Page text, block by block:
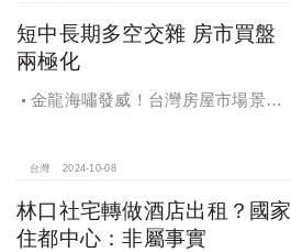
短中長期多空交雜 房市買盤
兩極化
金龍海嘯發威！台灣房屋市場景氣
望全壘打
台灣 2024-10-08
林口社宅轉做酒店出租？國家
住都中心：非屬事實